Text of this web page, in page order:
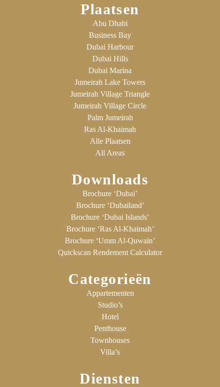
Plaatsen
Abu Dhabi
Business Bay
Dubai Harbour
Dubai Hills
Dubai Marina
Jumeirah Lake Towers
Jumeirah Village Triangle
Jumeirah Village Circle
Palm Jumeirah
Ras Al-Khaimah
Alle Plaatsen
All Areas
Downloads
Brochure ‘Dubai’
Brochure ‘Dubailand’
Brochure ‘Dubai Islands’
Brochure ‘Ras Al-Khaimah’
Brochure ‘Umm Al-Quwain’
Quickscan Rendement Calculator
Categorieën
Appartementen
Studio’s
Hotel
Penthouse
Townhouses
Villa’s
Diensten